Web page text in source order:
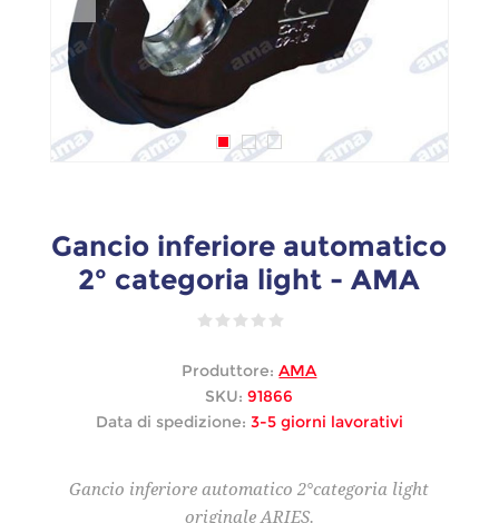
Gancio inferiore automatico
2° categoria light - AMA
Produttore: AMA
SKU: 91866
Data di spedizione: 3-5 giorni lavorativi
Gancio inferiore automatico 2°categoria light
originale ARIES.